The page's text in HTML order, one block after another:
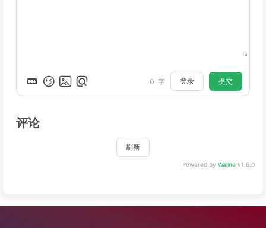
0 字 登录 提交
评论
刷新
Powered by Waline v1.6.0